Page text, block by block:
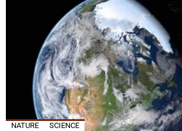
NATURE SCIENCE